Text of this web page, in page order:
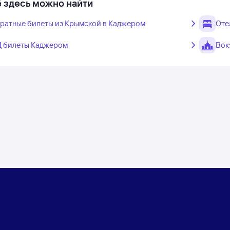
можно найти
билеты из Крымской в Каджером
Каджером